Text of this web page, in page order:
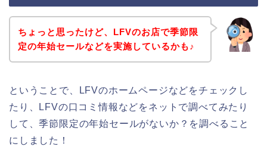
ちょっと思ったけど、LFVのお店で季節限
定の年始セールなどを実施しているかも♪
ということで、LFVのホームページなどをチェックし
たり、LFVの口コミ情報などをネットで調べてみたり
して、季節限定の年始セールがないか？を調べること
にしました！